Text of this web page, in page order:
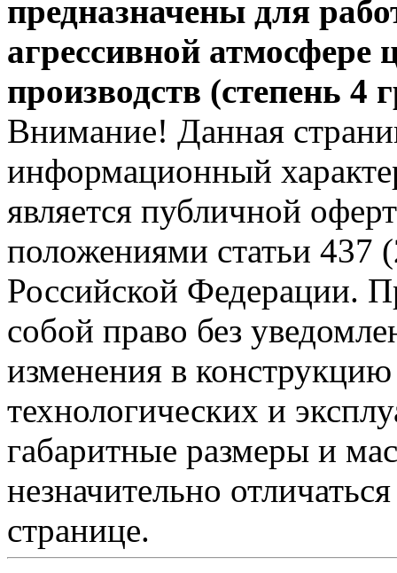
предназначены для
агрессивной атмосфере
производств (степень
Внимание! Данная
информационный
является публичной
положениями статьи 437
Российской Федерации.
собой право без
изменения в
технологических и
габаритные размеры и
незначительно
странице.